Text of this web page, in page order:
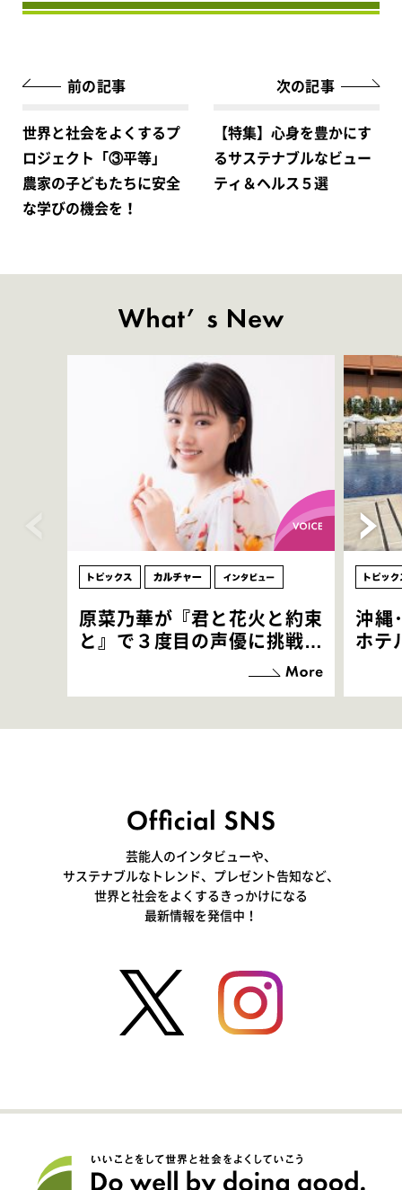
前の記事
世界と社会をよくするプ
ロジェクト「③平等」
農家の子どもたちに安全
な学びの機会を！
次の記事
【特集】心身を豊かにす
るサステナブルなビュー
ティ＆ヘルス５選
原菜乃華が『君と花火と約束
と』で３度目の声優に挑戦！
「お邪魔させてもらっている
感覚ですが､お芝居に没頭で
沖縄
ホテ
芸能人のインタビューや、
サステナブルなトレンド、プレゼント告知など、
世界と社会をよくするきっかけになる
最新情報を発信中！